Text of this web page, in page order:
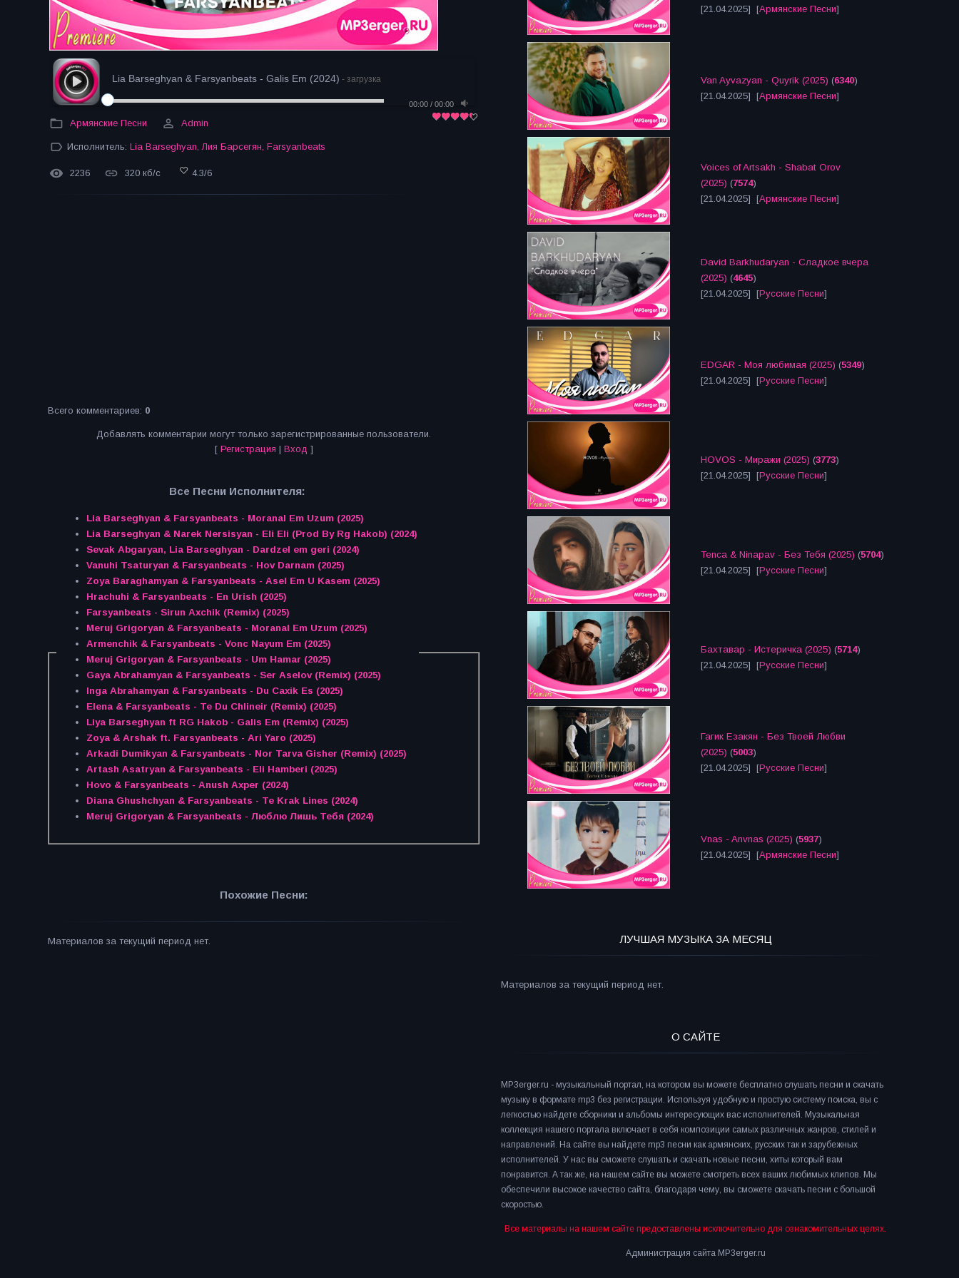
Lia Barseghyan & Farsyanbeats - Galis Em (2024) - загрузка
00:00 / 00:00
Армянские Песни Admin
Исполнитель: Lia Barseghyan Лия Барсегян Farsyanbeats
2236 320 кб/с 4.3/6
Всего комментариев: 0
Добавлять комментарии могут только зарегистрированные пользователи.
[ Регистрация | Вход ]
Все Песни Исполнителя:
Lia Barseghyan & Farsyanbeats - Moranal Em Uzum (2025)
Lia Barseghyan & Narek Nersisyan - Eli Eli (Prod By Rg Hakob) (2024)
Sevak Abgaryan, Lia Barseghyan - Dardzel em geri (2024)
Vanuhi Tsaturyan & Farsyanbeats - Hov Darnam (2025)
Zoya Baraghamyan & Farsyanbeats - Asel Em U Kasem (2025)
Hrachuhi & Farsyanbeats - En Urish (2025)
Farsyanbeats - Sirun Axchik (Remix) (2025)
Meruj Grigoryan & Farsyanbeats - Moranal Em Uzum (2025)
Armenchik & Farsyanbeats - Vonc Nayum Em (2025)
Meruj Grigoryan & Farsyanbeats - Um Hamar (2025)
Gaya Abrahamyan & Farsyanbeats - Ser Aselov (Remix) (2025)
Inga Abrahamyan & Farsyanbeats - Du Caxik Es (2025)
Elena & Farsyanbeats - Te Du Chlineir (Remix) (2025)
Liya Barseghyan ft RG Hakob - Galis Em (Remix) (2025)
Zoya & Arshak ft. Farsyanbeats - Ari Yaro (2025)
Arkadi Dumikyan & Farsyanbeats - Nor Tarva Gisher (Remix) (2025)
Artash Asatryan & Farsyanbeats - Eli Hamberi (2025)
Hovo & Farsyanbeats - Anush Axper (2024)
Diana Ghushchyan & Farsyanbeats - Te Krak Lines (2024)
Meruj Grigoryan & Farsyanbeats - Люблю Лишь Тебя (2024)
Похожие Песни:
Материалов за текущий период нет.
[21.04.2025] [Армянские Песни]
Van Ayvazyan - Quyrik (2025) (6340)
[21.04.2025] [Армянские Песни]
Voices of Artsakh - Shabat Orov
(2025) (7574)
[21.04.2025] [Армянские Песни]
David Barkhudaryan - Сладкое вчера
(2025) (4645)
[21.04.2025] [Русские Песни]
EDGAR - Моя любимая (2025) (5349)
[21.04.2025] [Русские Песни]
HOVOS - Миражи (2025) (3773)
[21.04.2025] [Русские Песни]
Tenca & Ninapav - Без Тебя (2025) (5704)
[21.04.2025] [Русские Песни]
Бахтавар - Истеричка (2025) (5714)
[21.04.2025] [Русские Песни]
Гагик Езакян - Без Твоей Любви
(2025) (5003)
[21.04.2025] [Русские Песни]
Vnas - Anvnas (2025) (5937)
[21.04.2025] [Армянские Песни]
ЛУЧШАЯ МУЗЫКА ЗА МЕСЯЦ
Материалов за текущий период нет.
О САЙТЕ
MP3erger.ru - музыкальный портал, на котором вы можете бесплатно слушать песни и скачать
музыку в формате mp3 без регистрации. Используя удобную и простую систему поиска, вы с
легкостью найдете сборники и альбомы интересующих вас исполнителей. Музыкальная
коллекция нашего портала включает в себя композиции самых различных жанров, стилей и
направлений. На сайте вы найдете mp3 песни как армянских, русских так и зарубежных
исполнителей. У нас вы сможете слушать и скачать новые песни, хиты который вам
понравится. А так же, на нашем сайте вы можете смотреть всех ваших любимых клипов. Мы
обеспечили высокое качество сайта, благодаря чему, вы сможете скачать песни с большой
скоростью.
Все материалы на нашем сайте предоставлены исключительно для ознакомительных целях.
Администрация сайта MP3erger.ru